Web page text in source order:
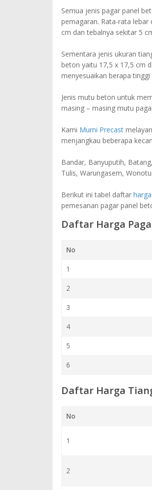
Semua jenis pagar panel
pemagaran. Rata-rata
cm dan tebalnya sekitar 5
Sementara jenis ukuran
beton yaitu 17,5 x 17,5 cm
menyesuaikan berapa
Jenis mutu beton untuk
masing – masing mutu
Kami Murni Precast
menjangkau beberapa
Bandar, Banyuputih,
Tulis, Warungasem,
Berikut ini tabel daftar
pemesanan pagar panel
Daftar Harga
No
1
2
3
4
5
6
Daftar Harga
No
1
2